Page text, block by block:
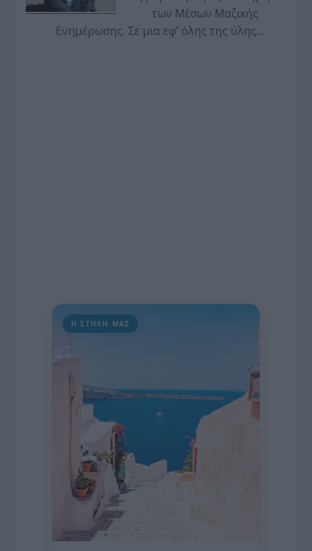
των Μέσων Μαζικής
Ενημέρωσης. Σε μια εφ’ όλης της ύλης
Η ΣΤΗΛΗ ΜΑΣ